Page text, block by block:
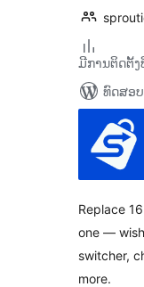
ມີການຕິດຕັ້
ທົດສອ
Replace
one —
switcher,
more.